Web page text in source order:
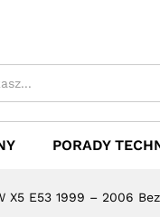
PORADY
X5 E53 1999 – 2006